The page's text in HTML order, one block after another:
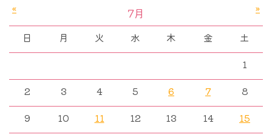
« 7月 »
日 月 火 水 木 金
土
1
2
3 4 5 6 7
8
9
10 11 12 13 14
15